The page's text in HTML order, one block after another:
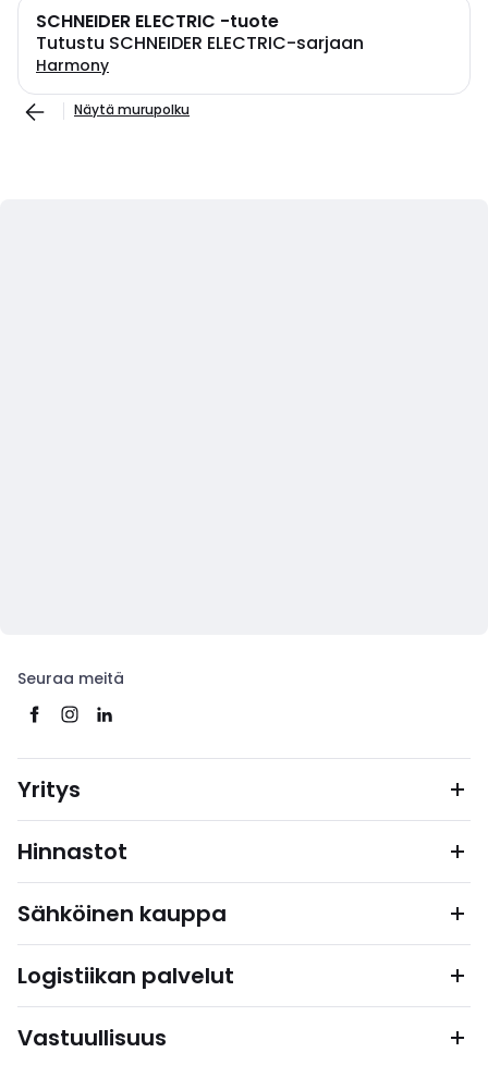
SCHNEIDER ELECTRIC -tuote
Tutustu SCHNEIDER ELECTRIC-sarjaan
Harmony
Näytä murupolku
Seuraa meitä
Yritys
Hinnastot
Sähköinen kauppa
Logistiikan palvelut
Vastuullisuus